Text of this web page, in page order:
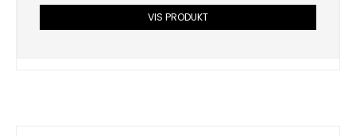
VIS PRODUKT